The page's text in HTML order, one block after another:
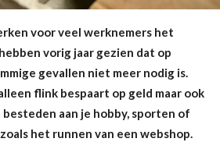
voor veel werknemers het
vorig jaar gezien dat op
gevallen niet meer nodig is.
flink bespaart op geld maar ook
aan je hobby, sporten of
het runnen van een webshop.